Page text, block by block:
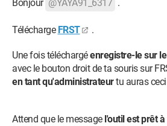
Bonjour @YAYA91_6317 .
Télécharge FRST .
Une fois téléchargéenregistre-le sur
avec le bouton droit de ta souris sur
en tant qu'administrateurtu auras ceci
Attend que le message l'outil est prêt